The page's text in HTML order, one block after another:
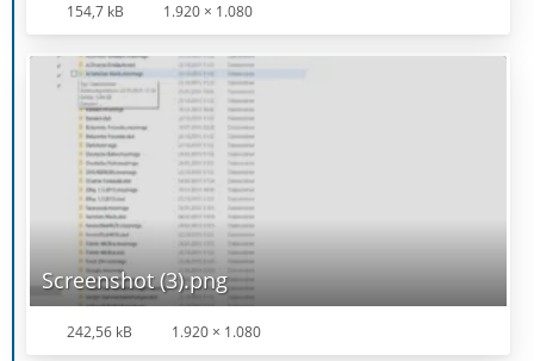
154,7 kB 1.920 × 1.080
Screenshot (3).png
242,56 kB 1.920 × 1.080